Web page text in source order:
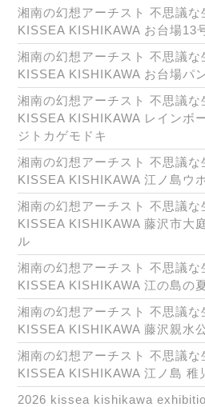
湘南の幻想アーチスト 不思議な
KISSEA KISHIKAWA お台場13
湘南の幻想アーチスト 不思議な
KISSEA KISHIKAWA お台場パ
湘南の幻想アーチスト 不思議な
KISSEA KISHIKAWA レインボ
ジトカゲモドキ
湘南の幻想アーチスト 不思議な
KISSEA KISHIKAWA 江ノ島ウ
湘南の幻想アーチスト 不思議な
KISSEA KISHIKAWA 藤沢市大
ル
湘南の幻想アーチスト 不思議な
KISSEA KISHIKAWA 江の島の
湘南の幻想アーチスト 不思議な
KISSEA KISHIKAWA 藤沢親水
湘南の幻想アーチスト 不思議な
KISSEA KISHIKAWA 江ノ島 稚
2026 kissea kishikawa